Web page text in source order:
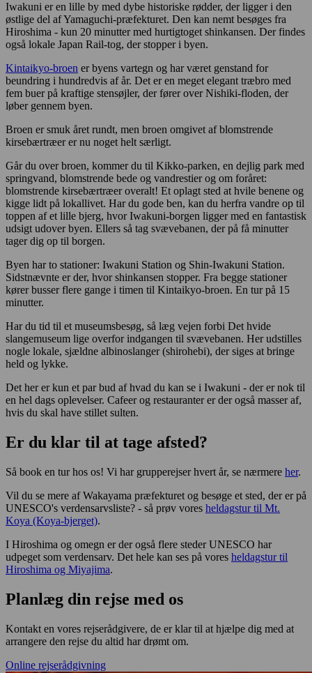
Iwakuni er en lille by med dybe historiske rødder, der ligger i den
østlige del af Yamaguchi-præfekturet. Den kan nemt besøges fra
Hiroshima - kun 20 minutter med hurtigtoget shinkansen. Der findes
også lokale Japan Rail-tog, der stopper i byen.
Kintaikyo-broen er byens vartegn og har været genstand for
beundring i hundredvis af år. Det er en meget elegant træbro med
fem buer på kraftige stensøjler, der fører over Nishiki-floden, der
løber gennem byen.
Broen er smuk året rundt, men broen omgivet af blomstrende
kirsebærtræer er nu noget helt særligt.
Går du over broen, kommer du til Kikko-parken, en dejlig park med
springvand, blomstrende bede og vandrestier og om foråret:
blomstrende kirsebærtræer overalt! Et oplagt sted at hvile benene og
kigge lidt på lokallivet. Har du gode ben, kan du herfra vandre op til
toppen af et lille bjerg, hvor Iwakuni-borgen ligger med en fantastisk
udsigt udover byen. Ellers så tag svævebanen, der på få minutter
tager dig op til borgen.
Byen har to stationer: Iwakuni Station og Shin-Iwakuni Station.
Sidstnævnte er der, hvor shinkansen stopper. Fra begge stationer
kører busser flere gange i timen til Kintaikyo-broen. En tur på 15
minutter.
Har du tid til et museumsbesøg, så læg vejen forbi Det hvide
slangemuseum lige overfor indgangen til svævebanen. Her udstilles
nogle lokale, sjældne albinoslanger (shirohebi), der siges at bringe
held og lykke.
Det her er kun et par bud af hvad du kan se i Iwakuni - der er nok til
en hel dags oplevelser. Cafeer og restauranter er der også masser af,
hvis du skal have stillet sulten.
Er du klar til at tage afsted?
Så book en tur hos os! Vi har grupperejser hvert år, se nærmere her.
Vil du se mere af Wakayama præfekturet og besøge et sted, der er på
UNESCO's verdensarvsliste? - så prøv vores heldagstur til Mt.
Koya (Koya-bjerget).
I Hiroshima og omegn er der også flere steder UNESCO har
udpeget som verdensarv. Det hele kan ses på vores heldagstur til
Hiroshima og Miyajima.
Planlæg din rejse med os
Kontakt en vores rejserådgivere, de er klar til at hjælpe dig med at
arrangere den rejse du altid har drømt om.
Online rejserådgivning